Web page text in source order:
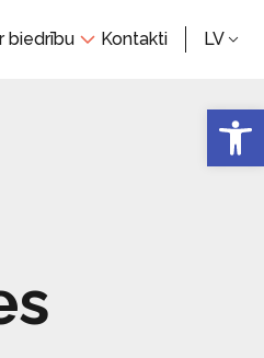
biedrību Kontakti LV